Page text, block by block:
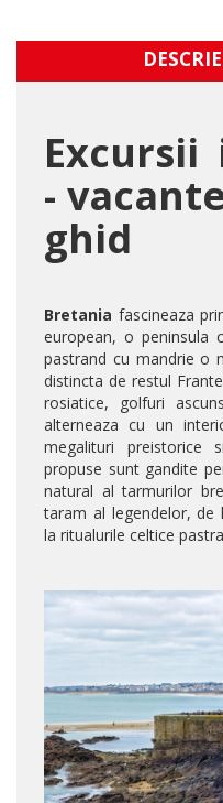
-
ghid
Bretania fascineaza
european, o peninsula
pastrand cu mandrie o
distincta de restul
rosiatice, golfuri
alterneaza cu un
megalituri preistorice
propuse sunt gandite
natural al tarmurilor
taram al legendelor, de
la ritualurile celtice